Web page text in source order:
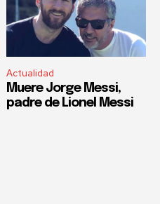
Actualidad
Muere Jorge Messi,
padre de Lionel Messi